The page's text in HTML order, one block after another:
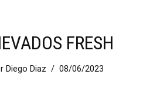
FRESH
Diego Diaz 08/06/2023